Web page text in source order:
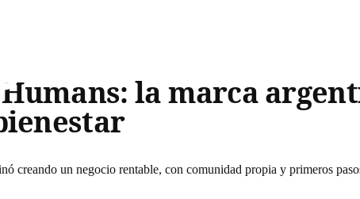
la marca
creando un negocio rentable, con comunidad propia y primeros